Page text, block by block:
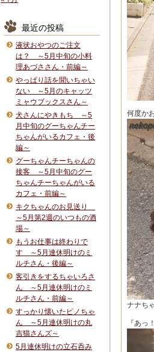
何度か
ナナち
『あっ
最近の投稿
液状おやつのご注文
は？ ～5月中旬の小料
理あづささん・前編～
やっぱり話を聞いちゃい
ない ～5月のキャッツ
ミャウブックスさん～
犬さんにやきもち ～5
月中旬のグーちゃんチー
ちゃんがいるカフェ・後
編～
グーちゃんチーちゃんの
接客 ～5月中旬のグー
ちゃんチーちゃんがいる
カフェ・前編～
キクちゃんのお見送り
～5月第2週のいつもの酒
場～
もうお仕事は終わりで
す ～5月連休明けのミ
ルチさん・後編～
客引きをするちゃいろさ
ん ～5月連休明けのミ
ルチさん・前編～
すっかり懐いたピノちゃ
ん ～5月連休明けの丸
吉猫さんズ～
5月連休明けの立石呑み